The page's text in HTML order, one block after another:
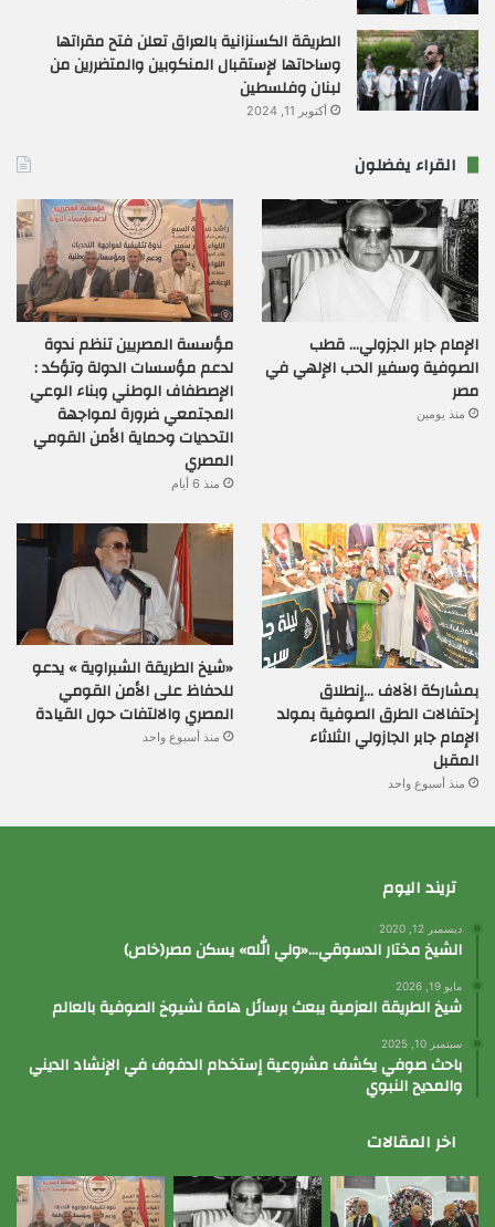
الطريقة الكسنزانية بالعراق تعلن فتح مقراتها
وساحاتها لإستقبال المنكوبين والمتضررين من
لبنان وفلسطين
أكتوبر 11, 2024
القراء يفضلون
الإمام جابر الجزولي… قطب
الصوفية وسفير الحب الإلهي في
مصر
منذ يومين
مؤسسة المصريين تنظم ندوة
لدعم مؤسسات الدولة وتؤكد :
الإصطفاف الوطني وبناء الوعي
المجتمعي ضرورة لمواجهة
التحديات وحماية الأمن القومي
المصري
منذ 6 أيام
بمشاركة الآلاف …إنطلاق
إحتفالات الطرق الصوفية بمولد
الإمام جابر الجازولي الثلاثاء
المقبل
منذ أسبوع واحد
«شيخ الطريقة الشبراوية » يدعو
للحفاظ على الأمن القومي
المصري والالتفات حول القيادة
منذ أسبوع واحد
تريند اليوم
ديسمبر 12, 2020
الشيخ مختار الدسوقي…«ولي الله» يسكن مصر(خاص)
مايو 19, 2026
شيخ الطريقة العزمية يبعث برسائل هامة لشيوخ الصوفية بالعالم
سبتمبر 10, 2025
باحث صوفي يكشف مشروعية إستخدام الدفوف في الإنشاد الديني
والمديح النبوي
اخر المقالات